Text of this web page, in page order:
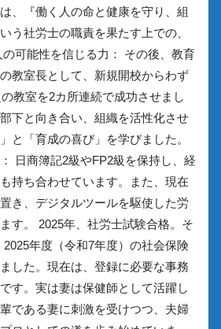
、『働く人の命と健康を守り、組
う社労士の職責を果たす上での、
可能性を信じる力： その後、教育
教室長として、新規開校からわず
教室を2カ所連続で成功させまし
下と向き合い、組織を活性化させ
と「育成の喜び」を学びました。
日商簿記2級やFP2級を保持し、経
持ち合わせています。また、現在
き、デジタルツールを駆使した労
す。 2025年、社労士試験合格。そ
2025年度（令和7年度）の社会保険
した。現在は、登録に必要な事務
す。実は妻は保健師として活躍し
である妻に刺激を受けつつ、夫婦